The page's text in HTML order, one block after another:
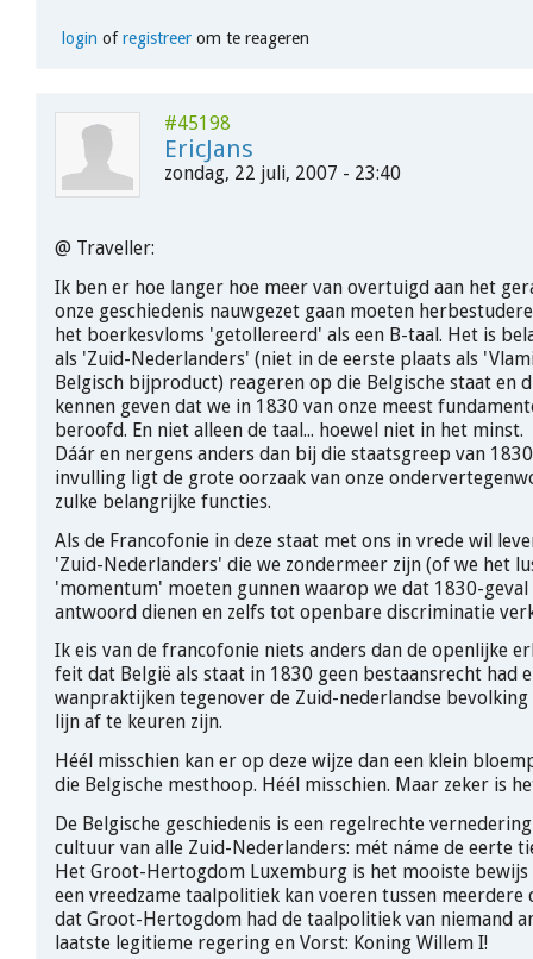
login ofregistreerom te reageren
#45198
EricJans
zondag, 22 juli, 2007 - 23:40
@ Traveller:
Ik ben er hoe langer hoe meer van overtuigd aan het
onze geschiedenis nauwgezet gaan moeten
het boerkesvloms 'getollereerd' als een B-taal. Het is
als 'Zuid-Nederlanders' (niet in de eerste plaats als
Belgisch bijproduct) reageren op die Belgische staat en
kennen geven dat we in 1830 van onze meest
beroofd. En niet alleen de taal... hoewel niet in het minst.
Dáár en nergens anders dan bij die staatsgreep van
invulling ligt de grote oorzaak van onze
zulke belangrijke functies.
Als de Francofonie in deze staat met ons in vrede wil
'Zuid-Nederlanders' die we zondermeer zijn (of we het
'momentum' moeten gunnen waarop we dat 1830-
antwoord dienen en zelfs tot openbare discriminatie
Ik eis van de francofonie niets anders dan de openlijke
feit dat België als staat in 1830 geen bestaansrecht had
wanpraktijken tegenover de Zuid-nederlandse bevolking
lijn af te keuren zijn.
Héél misschien kan er op deze wijze dan een klein
die Belgische mesthoop. Héél misschien. Maar zeker is
De Belgische geschiedenis is een regelrechte
cultuur van alle Zuid-Nederlanders: mét náme de eerte
Het Groot-Hertogdom Luxemburg is het mooiste bewijs
een vreedzame taalpolitiek kan voeren tussen meerdere
dat Groot-Hertogdom had de taalpolitiek van niemand
laatste legitieme regering en Vorst: Koning Willem I!